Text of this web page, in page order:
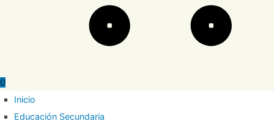
0
Inicio
Educación Secundaria